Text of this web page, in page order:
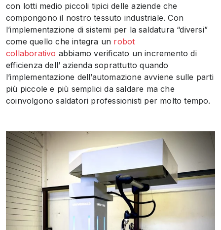
con lotti medio piccoli tipici delle aziende che
compongono il nostro tessuto industriale. Con
l’implementazione di sistemi per la saldatura “diversi”
come quello che integra un robot
collaborativo abbiamo verificato un incremento di
efficienza dell’ azienda soprattutto quando
l’implementazione dell’automazione avviene sulle parti
più piccole e più semplici da saldare ma che
coinvolgono saldatori professionisti per molto tempo.